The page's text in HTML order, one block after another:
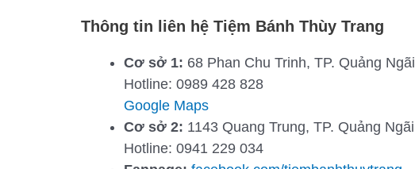
Thông tin liên hệ Tiệm Bánh Thùy Trang
Cơ sở 1: 68 Phan Chu Trinh, TP. Quảng Ngãi
Hotline: 0989 428 828
Google Maps
Cơ sở 2: 1143 Quang Trung, TP. Quảng Ngãi
Hotline: 0941 229 034